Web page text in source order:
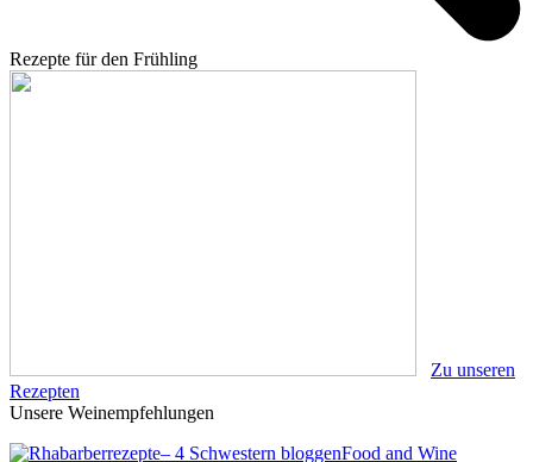
Rezepte für den Frühling
Zu unseren
Rezepten
Unsere Weinempfehlungen
Food and Wine